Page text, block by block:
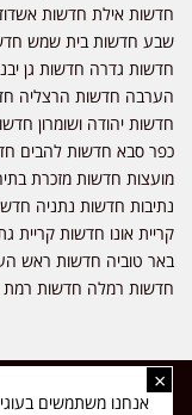
חדשות אילת חדשות
שבע חדשות בית שמש
חדשות גדרה חדשות גן
הערבה חדשות הרצליה
חדשות יהודה ושומרון
כפר סבא חדשות להבים
מועצות חדשות מזכרת
נתיבות חדשות נתניה
קריית אונו חדשות קריית
באר טוביה חדשות ראש
חדשות רמלה חדשות רמת
כל הזכויות שמורות ל-
×